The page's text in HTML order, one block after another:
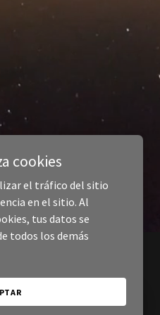
cookies
el tráfico del sitio
en el sitio. Al
tus datos se
todos los demás